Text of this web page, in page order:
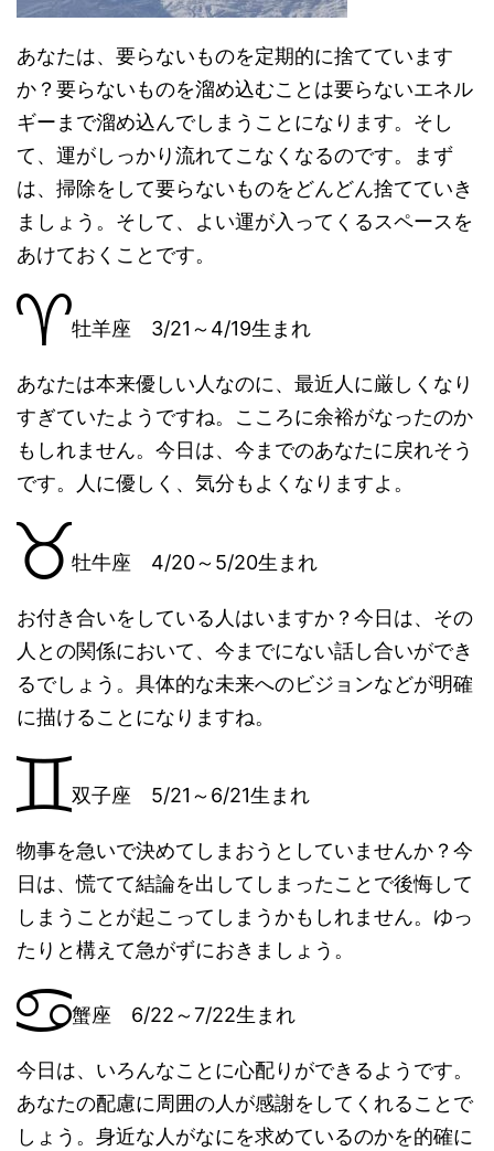
あなたは、要らないものを定期的に捨てています
か？要らないものを溜め込むことは要らないエネル
ギーまで溜め込んでしまうことになります。そし
て、運がしっかり流れてこなくなるのです。まず
は、掃除をして要らないものをどんどん捨てていき
ましょう。そして、よい運が入ってくるスペースを
あけておくことです。
牡羊座 3/21～4/19生まれ
あなたは本来優しい人なのに、最近人に厳しくなり
すぎていたようですね。こころに余裕がなったのか
もしれません。今日は、今までのあなたに戻れそう
です。人に優しく、気分もよくなりますよ。
牡牛座 4/20～5/20生まれ
お付き合いをしている人はいますか？今日は、その
人との関係において、今までにない話し合いができ
るでしょう。具体的な未来へのビジョンなどが明確
に描けることになりますね。
双子座 5/21～6/21生まれ
物事を急いで決めてしまおうとしていませんか？今
日は、慌てて結論を出してしまったことで後悔して
しまうことが起こってしまうかもしれません。ゆっ
たりと構えて急がずにおきましょう。
蟹座 6/22～7/22生まれ
今日は、いろんなことに心配りができるようです。
あなたの配慮に周囲の人が感謝をしてくれることで
しょう。身近な人がなにを求めているのかを的確に